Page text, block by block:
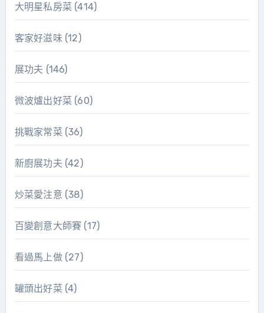
大明星私房菜 (414)
客家好滋味(12)
展功夫 (146)
微波爐出好菜 (60)
挑戰家常菜 (36)
新廚展功夫 (42)
炒菜愛注意 (38)
百變創意大師賽 (17)
看過馬上做(27)
罐頭出好菜 (4)